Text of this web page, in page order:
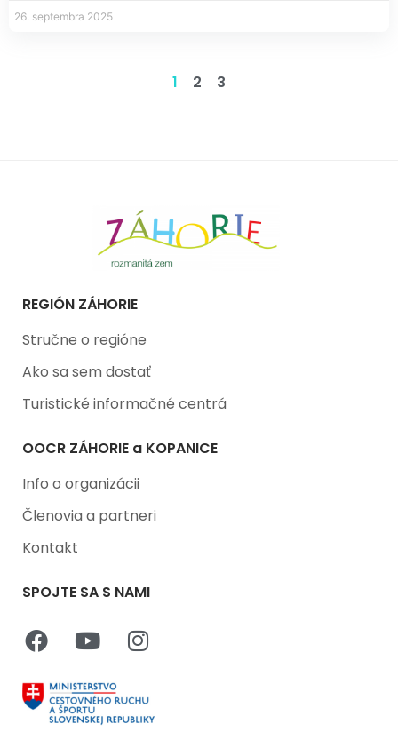
26. septembra 2025
1 2 3
REGIÓN ZÁHORIE
Stručne o regióne
Ako sa sem dostať
Turistické informačné centrá
OOCR ZÁHORIE a KOPANICE
Info o organizácii
Členovia a partneri
Kontakt
SPOJTE SA S NAMI